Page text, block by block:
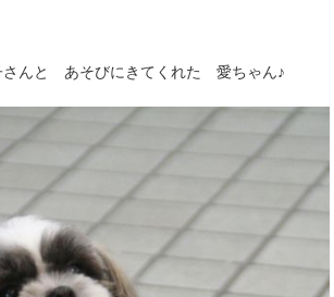
さんと あそびにきてくれた 愛ちゃん♪